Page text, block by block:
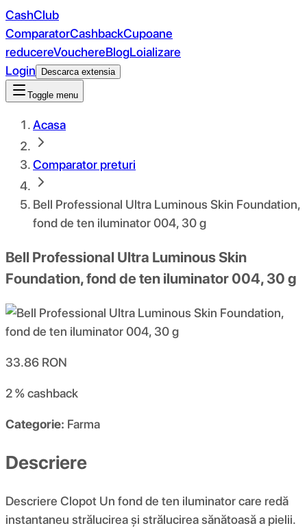
CashClub
ComparatorCashbackCupoane
reducereVouchereBlogLoializare
Login
Descarca extensia
Toggle menu
Acasa
Comparator preturi
Bell Professional Ultra Luminous Skin Foundation,
fond de ten iluminator 004, 30 g
Bell Professional Ultra Luminous Skin
Foundation, fond de ten iluminator 004, 30 g
33.86 RON
2 %cashback
Categorie: Farma
Descriere
Descriere Clopot Un fond de ten iluminator care redă
instantaneu strălucirea și strălucirea sănătoasă a pielii.